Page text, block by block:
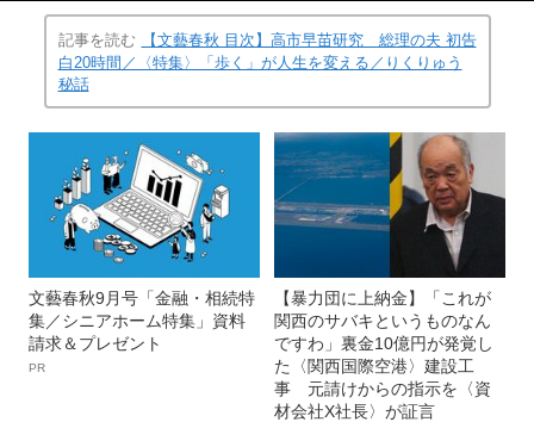
記事を読む
【文藝春秋 目次】高市早苗研究 総理の夫 初告
白20時間／〈特集〉「歩く」が人生を変える／りくりゅう
秘話
文藝春秋9月号「金融・相続特
集／シニアホーム特集」資料
請求＆プレゼント
PR
【暴力団に上納金】「これが
関西のサバキというものなん
ですわ」裏金10億円が発覚し
た〈関西国際空港〉建設工
事 元請けからの指示を〈資
材会社X社長〉が証言